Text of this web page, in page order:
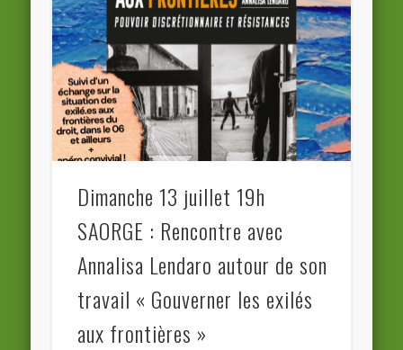
Dimanche 13 juillet 19h
SAORGE : Rencontre avec
Annalisa Lendaro autour de son
travail « Gouverner les exilés
aux frontières »